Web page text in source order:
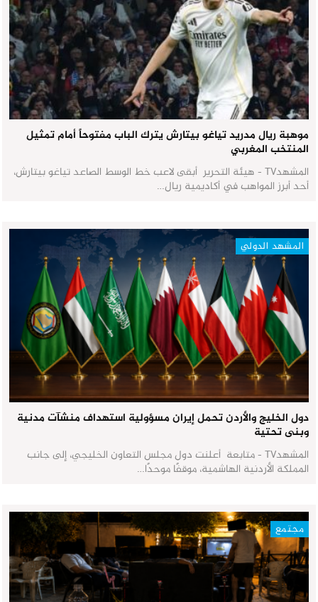
موهبة ريال مدريد تياغو بيتارش يترك الباب مفتوحاً أمام تمثيل
المنتخب المغربي
المشهدTV - هيئة التحرير أبقى لاعب خط الوسط الصاعد تياغو بيتارش،
أحد أبرز المواهب في أكاديمية ريال…
المشهد الدولي
دول الخليج والأردن تحمل إيران مسؤولية استهداف منشآت مدنية
وبنى تحتية
المشهدTV - متابعة أعلنت دول مجلس التعاون الخليجي، إلى جانب
المملكة الأردنية الهاشمية، موقفًا موحدًا…
مجتمع